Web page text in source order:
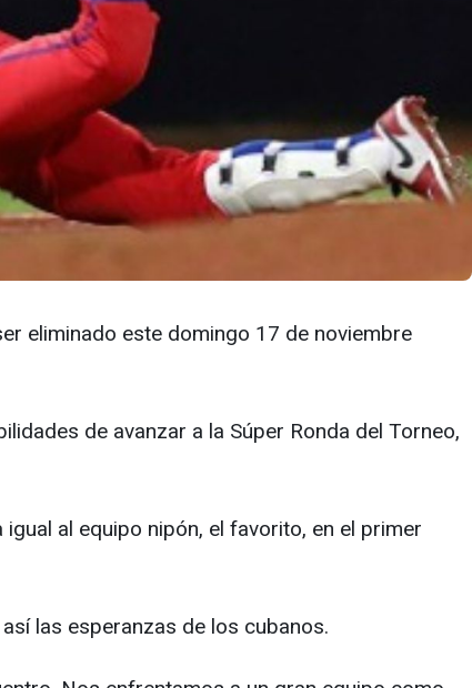
eliminado este domingo 17 de noviembre
de avanzar a la Súper Ronda del Torneo,
al equipo nipón, el favorito, en el primer
las esperanzas de los cubanos.